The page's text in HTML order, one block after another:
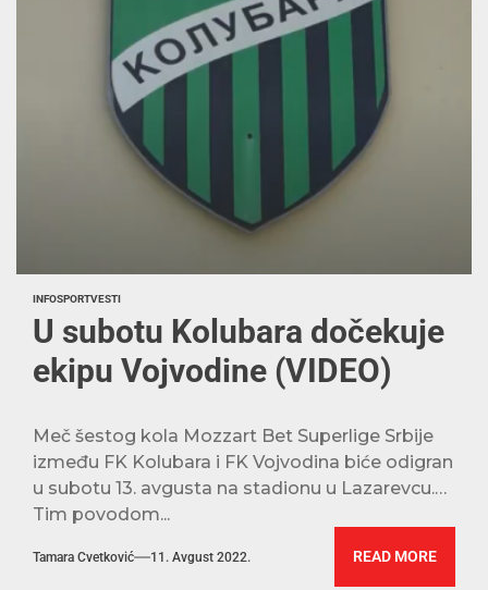
INFOSPORTVESTI
U subotu Kolubara dočekuje
ekipu Vojvodine (VIDEO)
Meč šestog kola Mozzart Bet Superlige Srbije
između FK Kolubara i FK Vojvodina biće odigran
u subotu 13. avgusta na stadionu u Lazarevcu.
Tim povodom...
Tamara Cvetković 11. Avgust 2022. READ MORE